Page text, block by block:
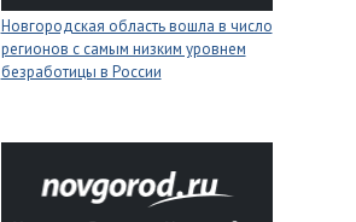
Новгородская область вошла в число
регионов с самым низким уровнем
безработицы в России